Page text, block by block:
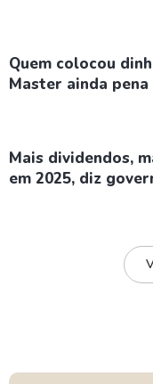
Quem colocou
Master ainda pena
Mais dividendos,
em 2025, diz